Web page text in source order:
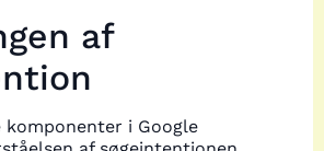
af
komponenter i Google